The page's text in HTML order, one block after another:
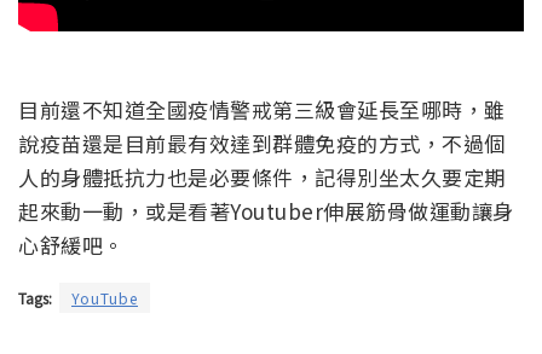
目前還不知道全國疫情警戒第三級會延長至哪時，雖
說疫苗還是目前最有效達到群體免疫的方式，不過個
人的身體抵抗力也是必要條件，記得別坐太久要定期
起來動一動，或是看著Youtuber伸展筋骨做運動讓身
心舒緩吧。
Tags: YouTube